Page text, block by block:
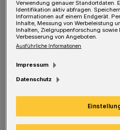
Gewinnsparvereins bei
und fließen in die
Ausstattung für den
Trainingsbetrieb. Dazu
Verwendung genauer Standortdaten.
Identifikation aktiv abfragen.
Informationen auf einem Endgerät.
Inhalte, Messung von Werbeleistung
Inhalten, Zielgruppenforschung sowie
Verbesserung von Angeboten.
Ausführliche Informationen
Impressum
Datenschutz